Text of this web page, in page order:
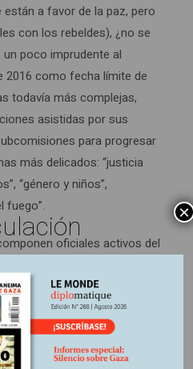
a favor de la paz, pero
con los rebeldes), ¿no se
poco imprudente al
2016 como fecha límite de
todavía más complejas,
asistidas por sus
para progresar
más delicados: “justicia
“género y niños”,
fuego”.
oficiales activos del
los que están considerados
representante en la capital
los rumores acerca de
“La guerrilla muestra una
×